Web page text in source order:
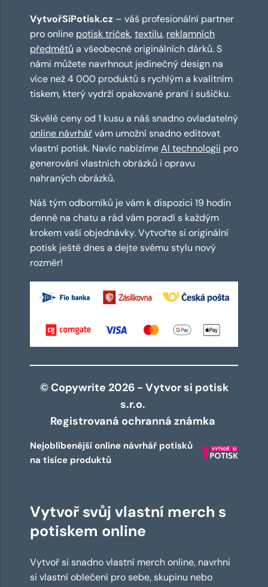
VytvořSiPotisk.cz – váš profesionální partner
pro online potisk triček,textilu, reklamních
předmětů a všeobecně originálních dárků. S
námi můžete navrhnout jedinečný design na
více než 4 000 produktů s rychlým a kvalitním
tiskem, který vydrží opakované praní i sušičku.
Skvělé ceny od 1 kusu a náš snadno ovladatelný
online návrhářvám umožní snadno editovat
vlastní potisk. Navíc nabízímeAI technologii pro
generování vlastních obrázků i opravu
nahraných obrázků.
Náš tým odborníků je vám k dispozici 19 hodin
denně na chatu a rád vám poradí s každým
krokem vaší objednávky. Vytvořte si originální
potisk ještě dnes a dejte svému stylu nový
rozměr!
© Copywrite 2026 - Vytvor si potisk
s.r.o.
Registrovaná ochranná známka
Nejoblíbenější online návrhář potisků
na tisíce produktů
Vytvoř svůj vlastní merch s
potiskem online
Vytvoř si snadno vlastní merch online, navrhni
si vlastní oblečení pro sebe, skupinu nebo